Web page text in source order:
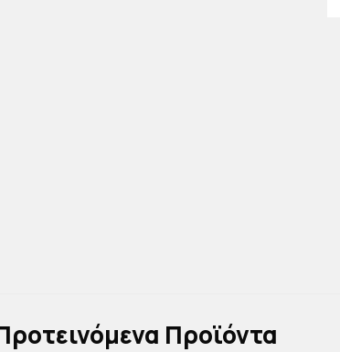
Προϊόντα